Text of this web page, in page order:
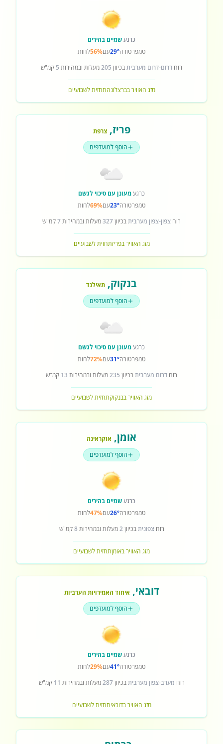
כרגעשמיים בהירים
טמפרטורה29°עם56%לחות
רוח דרום-דרום מערביתבכיוון 205מעלות ובמהירות 5 קמ"ש
מזג האוויר בברצלונהתחזית לשבועיים
פריז,צרפת
הוסף למועדפים
כרגעמעונן עם סיכוי לגשם
טמפרטורה23°עם69%לחות
רוח צפון-צפון מערביתבכיוון327מעלות ובמהירות7קמ"ש
מזג האוויר בפריזתחזית לשבועיים
בנקוק, תאילנד
הוסף למועדפים
כרגעמעונן עם סיכוי לגשם
טמפרטורה31°עם72%לחות
רוח דרום מערביתבכיוון 235מעלות ובמהירות 13 קמ"ש
מזג האוויר בבנקוקתחזית לשבועיים
אומן, אוקראינה
הוסף למועדפים
כרגעשמיים בהירים
טמפרטורה26°עם47%לחות
רוחצפוניתבכיוון2מעלות ובמהירות8קמ"ש
מזג האוויר באומןתחזית לשבועיים
דובאי, איחוד האמירויות הערביות
הוסף למועדפים
כרגעשמיים בהירים
טמפרטורה41°עם29%לחות
רוח מערב-צפון מערביתבכיוון287מעלות ובמהירות 11 קמ"ש
מזג האוויר בדובאיתחזית לשבועיים